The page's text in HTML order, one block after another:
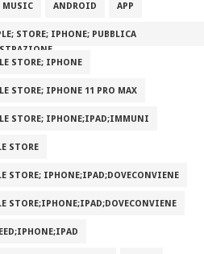
MUSIC ANDROID APP
STORE; IPHONE; PUBBLICA
STORE; IPHONE
STORE; IPHONE 11 PRO MAX
STORE; IPHONE;IPAD;IMMUNI
STORE
STORE; IPHONE;IPAD;DOVECONVIENE
STORE;IPHONE;IPAD;DOVECONVIENE